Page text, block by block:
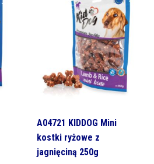
A04721 KIDDOG Mini
kostki ryżowe z
jagnięciną 250g